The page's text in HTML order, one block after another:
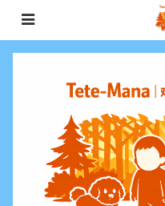
0歳〜未就学児（3歳）双子との週
立つお金・ライフハック